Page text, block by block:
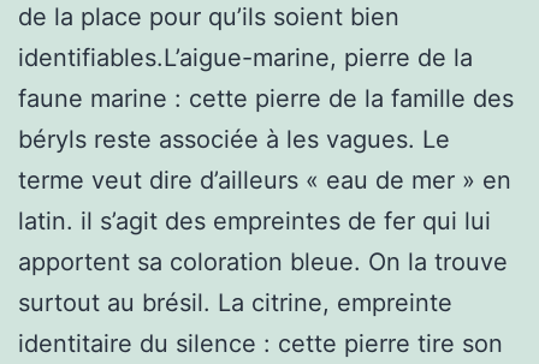
de la place pour qu’ils soient bien
identifiables.L’aigue-marine, pierre de la
faune marine : cette pierre de la famille des
béryls reste associée à les vagues. Le
terme veut dire d’ailleurs « eau de mer » en
latin. il s’agit des empreintes de fer qui lui
apportent sa coloration bleue. On la trouve
surtout au brésil. La citrine, empreinte
identitaire du silence : cette pierre tire son